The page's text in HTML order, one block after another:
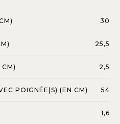
30
25,5
2,5
POIGNÉE(S) (EN CM) 54
1,6